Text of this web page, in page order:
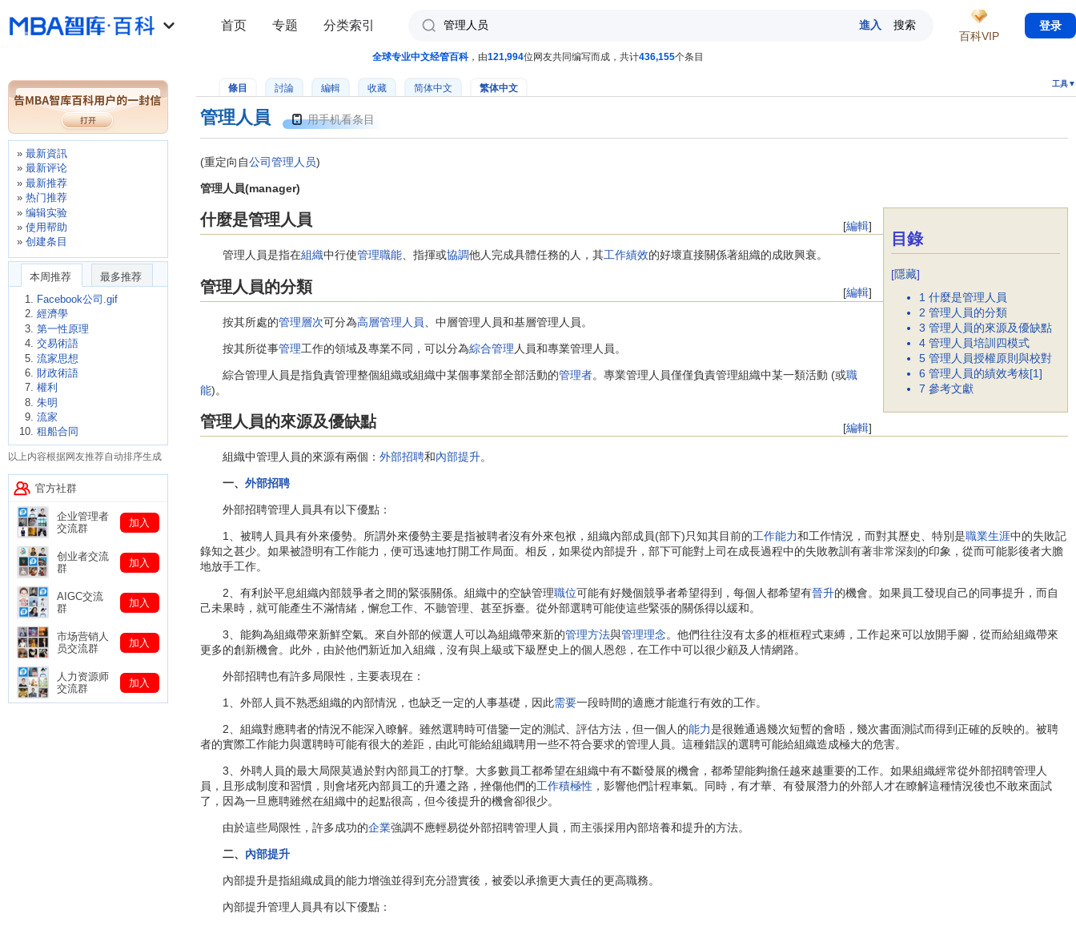
全球专业中文经管百科 ，由121,994位网友共同编写而成，共计436,155个条目
條目 討論 編輯 收藏 简体中文 繁体中文 工具▼
管理人員 用手机看条目
(重定向自公司管理人员)
管理人員(manager)
目錄
[隱藏]
1 什麼是管理人員
2 管理人員的分類
3 管理人員的來源及優缺點
4 管理人員培訓四模式
5 管理人員授權原則與校對
6 管理人員的績效考核[1]
7 參考文獻
[編輯]
什麼是管理人員
管理人員是指在組織中行使管理職能、指揮或協調他人完成具體任務的人，其工作績效的好壞直接關係著組織的成敗興衰。
[編輯]
管理人員的分類
按其所處的管理層次可分為高層管理人員 、中層管理人員和基層管理人員。
按其所從事管理工作的領域及專業不同，可以分為綜合管理 人員和專業管理人員。
綜合管理人員是指負責管理整個組織或組織中某個事業部全部活動的管理者。專業管理人員僅僅負責管理組織中某一類活動 (或職
能)。
[編輯]
管理人員的來源及優缺點
組織中管理人員的來源有兩個： 外部招聘和內部提升。
一、 外部招聘
外部招聘管理人員具有以下優點：
1、被聘人員具有外來優勢。所謂外來優勢主要是指被聘者沒有外來包袱，組織內部成員(部下)只知其目前的工作能力和工作情況，而對其歷史、特別是職業生涯中的失敗記
錄知之甚少。如果被證明有工作能力，便可迅速地打開工作局面。相反，如果從內部提升，部下可能對上司在成長過程中的失敗教訓有著非常深刻的印象，從而可能影後者大膽
地放手工作。
2、有利於平息組織內部競爭者之間的緊張關係。組織中的空缺管理職位可能有好幾個競爭者希望得到，每個人都希望有晉升的機會。如果員工發現自己的同事提升，而自
己未果時，就可能產生不滿情緒，懈怠工作、不聽管理、甚至拆臺。從外部選聘可能使這些緊張的關係得以緩和。
3、能夠為組織帶來新鮮空氣。來自外部的候選人可以為組織帶來新的管理方法與管理理念。他們往往沒有太多的框框程式束縛，工作起來可以放開手腳，從而給組織帶來
更多的創新機會。此外，由於他們新近加入組織，沒有與上級或下級歷史上的個人恩怨，在工作中可以很少顧及人情網路。
外部招聘也有許多局限性，主要表現在：
1、外部人員不熟悉組織的內部情況，也缺乏一定的人事基礎，因此需要一段時間的適應才能進行有效的工作。
2、組織對應聘者的情況不能深入瞭解。雖然選聘時可借鑒一定的測試、評估方法，但一個人的能力是很難通過幾次短暫的會晤，幾次書面測試而得到正確的反映的。被聘
者的實際工作能力與選聘時可能有很大的差距，由此可能給組織聘用一些不符合要求的管理人員。這種錯誤的選聘可能給組織造成極大的危害。
3、外聘人員的最大局限莫過於對內部員工的打擊。大多數員工都希望在組織中有不斷發展的機會，都希望能夠擔任越來越重要的工作。如果組織經常從外部招聘管理人
員，且形成制度和習慣，則會堵死內部員工的升遷之路，挫傷他們的工作積極性 ，影響他們計程車氣。同時，有才華、有發展潛力的外部人才在瞭解這種情況後也不敢來面試
了，因為一旦應聘雖然在組織中的起點很高，但今後提升的機會卻很少。
由於這些局限性，許多成功的企業強調不應輕易從外部招聘管理人員，而主張採用內部培養和提升的方法。
二、 內部提升
內部提升是指組織成員的能力增強並得到充分證實後，被委以承擔更大責任的更高職務。
內部提升管理人員具有以下優點：
首页 专题 分类索引
百科VIP
登录
最新資訊
最新评论
最新推荐
热门推荐
编辑实验
使用帮助
创建条目
本周推荐
最多推荐
Facebook公司.gif
經濟學
第一性原理
交易術語
流家思想
財政術語
權利
朱明
流家
租船合同
以上内容根据网友推荐自动排序生成
官方社群
企业管理者
交流群
加入
创业者交流
群
加入
AIGC交流
群
加入
市场营销人
员交流群
加入
人力资源师
交流群
加入